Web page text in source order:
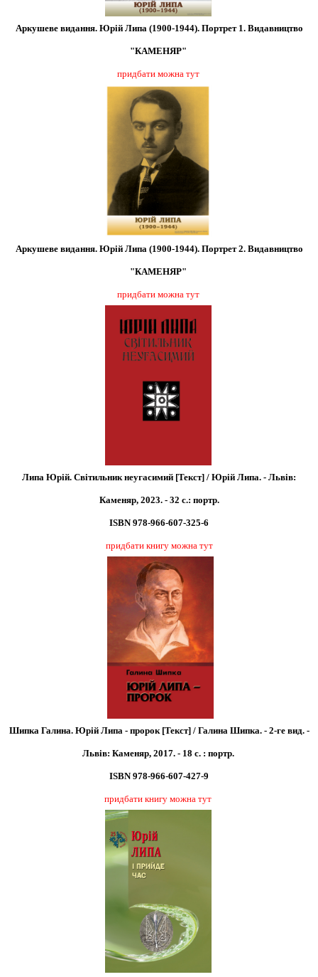
Аркушеве видання. Юрій Липа (1900-1944). Портрет 1. Видавництво
"КАМЕНЯР"
придбати можна тут
Аркушеве видання. Юрій Липа (1900-1944). Портрет 2. Видавництво
"КАМЕНЯР"
придбати можна тут
Липа Юрій. Світильник неугасимий [Текст] / Юрій Липа. - Львів:
Каменяр, 2023. - 32 с.: портр.
ISBN 978-966-607-325-6
придбати книгу можна тут
Шипка Галина. Юрій Липа - пророк [Текст] / Галина Шипка. - 2-ге вид. -
Львів: Каменяр, 2017. - 18 с. : портр.
ISBN 978-966-607-427-9
придбати книгу можна тут